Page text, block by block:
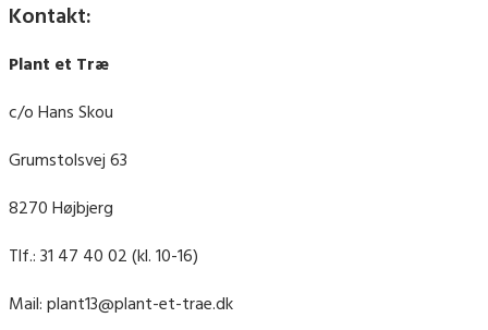
Kontakt:
Plant et Træ
c/o Hans Skou
Grumstolsvej 63
8270 Højbjerg
Tlf.: 31 47 40 02 (kl. 10-16)
Mail: plant13@plant-et-trae.dk